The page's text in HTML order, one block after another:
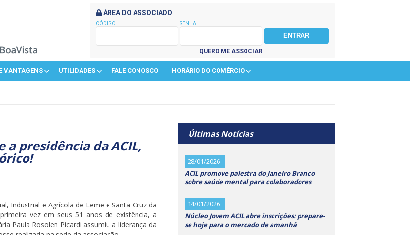
ÁREA DO ASSOCIADO
CÓDIGO SENHA
QUERO ME ASSOCIAR
VANTAGENS UTILIDADES FALE CONOSCO HORÁRIO DO COMÉRCIO
a presidência da ACIL,
Industrial e Agrícola de Leme e Santa Cruz da
vez em seus 51 anos de existência, a
Paula Rosolen Picardi assumiu a liderança da
Últimas Notícias
28/01/2026
ACIL promove palestra do Janeiro Branco
sobre saúde mental para colaboradores
14/01/2026
Núcleo Jovem ACIL abre inscrições: prepare-
se hoje para o mercado de amanhã